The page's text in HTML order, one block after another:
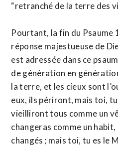
“retranché de la terre des
Pourtant, la fin du Psaume
réponse majestueuse de
est adressée dans ce
de génération en
la terre, et les cieux sont
eux, ils périront, mais toi,
vieilliront tous comme un
changeras comme un
changés ; mais toi, tu es le